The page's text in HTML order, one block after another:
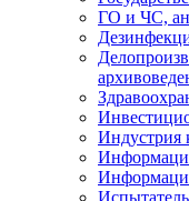
ГО и ЧС,
Индустрия